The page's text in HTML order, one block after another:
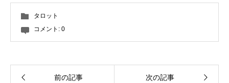
タロット
コメント: 0
前の記事 次の記事